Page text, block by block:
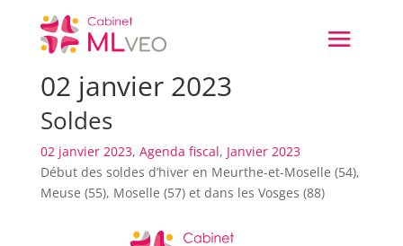
02 janvier 2023
Soldes
02 janvier 2023, Agenda fiscal, Janvier 2023
Début des soldes d’hiver en Meurthe-et-Moselle (54),
Meuse (55), Moselle (57) et dans les Vosges (88)